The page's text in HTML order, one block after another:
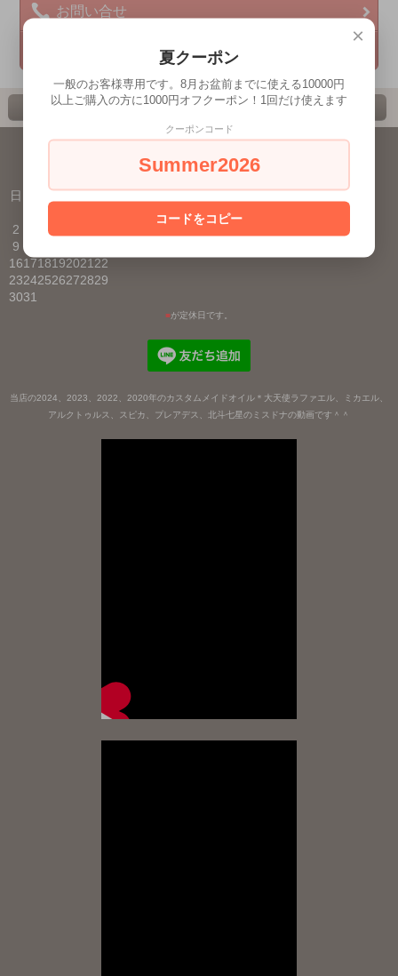
お問い合せ
プライバシーポリシー
ホーム カート ページ先頭へ
日
水木金土
2
9 10
16171819202122
23242526272829
3031
■が定休日です。
当店の2024、2023、2022、2020年のカスタムメイドオイル＊大天使ラファエル、ミカエル、
アルクトゥルス、スピカ、プレアデス、北斗七星のミスドナの動画です＾＾
×
夏クーポン
一般のお客様専用です。8月お盆前までに使える10000円
以上ご購入の方に1000円オフクーポン！1回だけ使えます
クーポンコード
Summer2026
コードをコピー